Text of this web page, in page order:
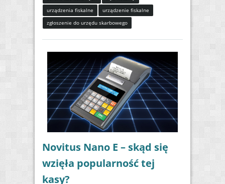
urządzenia fiskalne
urządzenie fiskalne
zgłoszenie do urzędu skarbowego
Novitus Nano E – skąd się
wzięła popularność tej
kasy?